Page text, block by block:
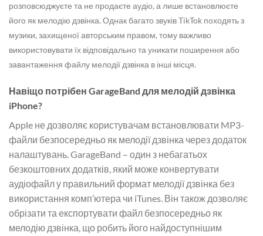
розповсюджуєте та не продаєте аудіо, а лише встановлюєте
його як мелодію дзвінка. Однак багато звуків TikTok походять з
музики, захищеної авторським правом, тому важливо
використовувати їх відповідально та уникати поширення або
завантаження файлу мелодії дзвінка в інші місця.
Навіщо потрібен GarageBand для мелодій дзвінка
iPhone?
Apple не дозволяє користувачам встановлювати MP3-
файли безпосередньо як мелодії дзвінка через додаток
налаштувань. GarageBand – один з небагатьох
безкоштовних додатків, який може конвертувати
аудіофайл у правильний формат мелодії дзвінка без
використання комп’ютера чи iTunes. Він також дозволяє
обрізати та експортувати файл безпосередньо як
мелодію дзвінка, що робить його найдоступнішим